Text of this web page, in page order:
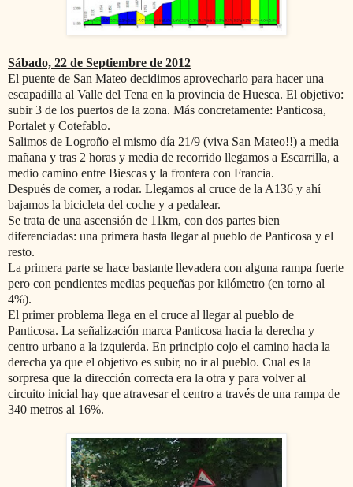
Sábado, 22 de Septiembre de 2012
El puente de San Mateo decidimos aprovecharlo para hacer una
escapadilla al Valle del Tena en la provincia de Huesca. El objetivo:
subir 3 de los puertos de la zona. Más concretamente: Panticosa,
Portalet y Cotefablo.
Salimos de Logroño el mismo día 21/9 (viva San Mateo!!) a media
mañana y tras 2 horas y media de recorrido llegamos a Escarrilla, a
medio camino entre Biescas y la frontera con Francia.
Después de comer, a rodar. Llegamos al cruce de la A136 y ahí
bajamos la bicicleta del coche y a pedalear.
Se trata de una ascensión de 11km, con dos partes bien
diferenciadas: una primera hasta llegar al pueblo de Panticosa y el
resto.
La primera parte se hace bastante llevadera con alguna rampa fuerte
pero con pendientes medias pequeñas por kilómetro (en torno al
4%).
El primer problema llega en el cruce al llegar al pueblo de
Panticosa. La señalización marca Panticosa hacia la derecha y
centro urbano a la izquierda. En principio cojo el camino hacia la
derecha ya que el objetivo es subir, no ir al pueblo. Cual es la
sorpresa que la dirección correcta era la otra y para volver al
circuito inicial hay que atravesar el centro a través de una rampa de
340 metros al 16%.